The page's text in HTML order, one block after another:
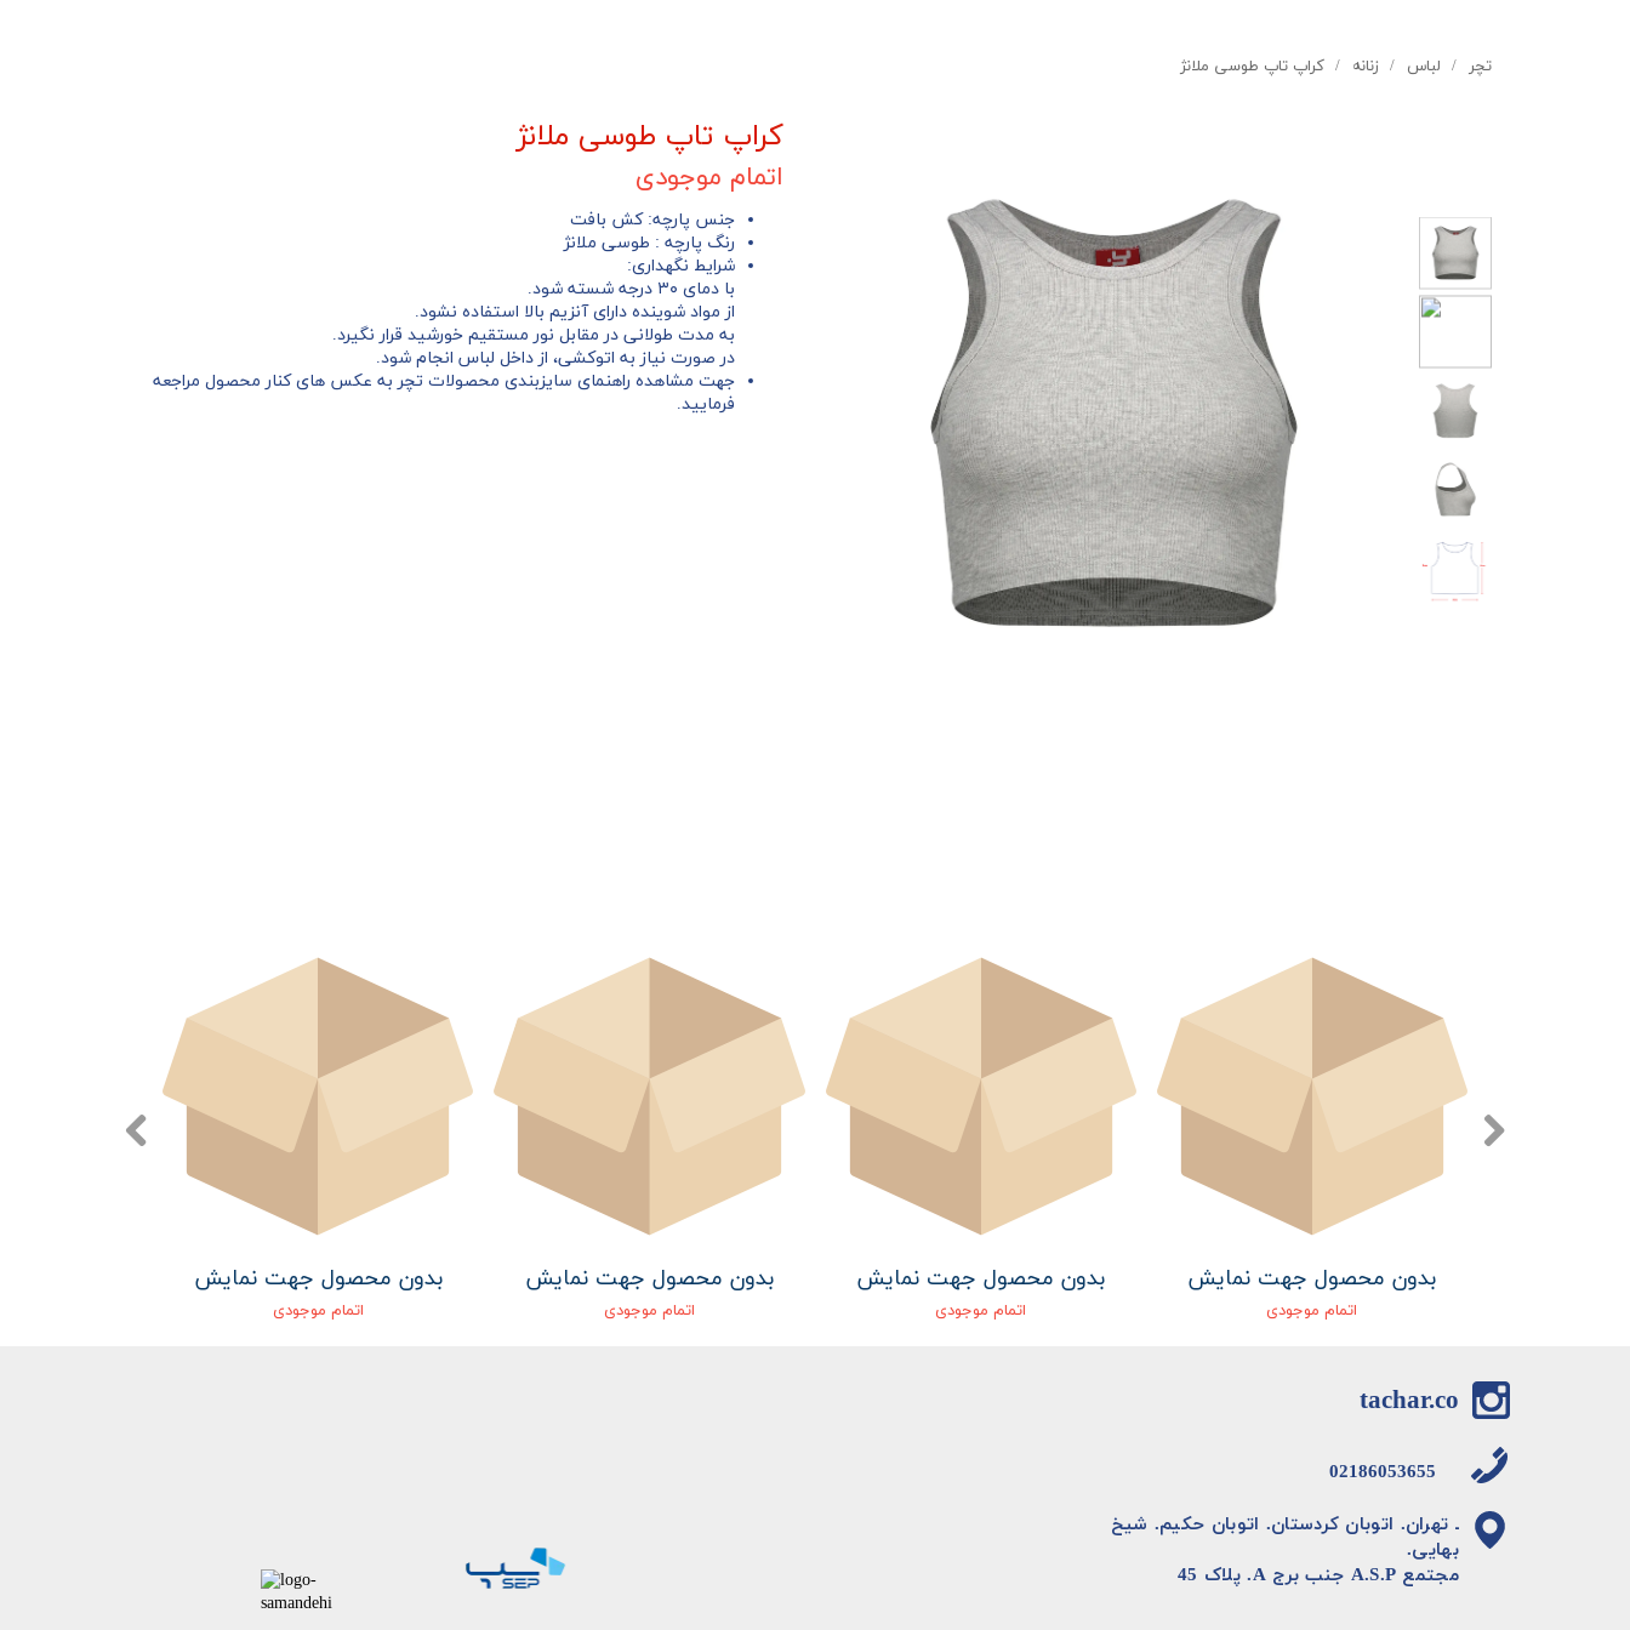
تچر لباس زنانه کراپ تاپ طوسی ملانژ
کراپ تاپ طوسی ملانژ
اتمام موجودی
جنس پارچه: کش بافت
رنگ پارچه : طوسی ملانژ
شرایط نگهداری:
با دمای ۳۰ درجه شسته شود.
از مواد شوینده دارای آنزیم بالا استفاده نشود.
به مدت طولانی در مقابل نور مستقیم خورشید قرار نگیرد.
در صورت نیاز به اتوکشی، از داخل لباس انجام شود.
جهت مشاهده راهنمای سایزبندی محصولات تچر به عکس های کنار محصول مراجعه
فرمایید.
بدون محصول جهت نمایش
اتمام موجودی
بدون محصول جهت نمایش
اتمام موجودی
بدون محصول جهت نمایش
اتمام موجودی
بدون محصول جهت نمایش
اتمام موجودی
tachar.co
ـ تهران. اتوبان کردستان. اتوبان حکیم. شیخ
بهایی.
مجتمع A.S.P جنب برج A. پلاک 45
02186053655